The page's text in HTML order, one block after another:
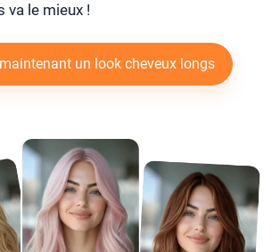
va le mieux !
un look cheveux longs